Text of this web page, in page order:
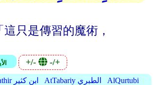
只是傳習的魔術，
+/- -/+
IbnKathir ابن كثير AtTabariy الطبري
AlQurtubi